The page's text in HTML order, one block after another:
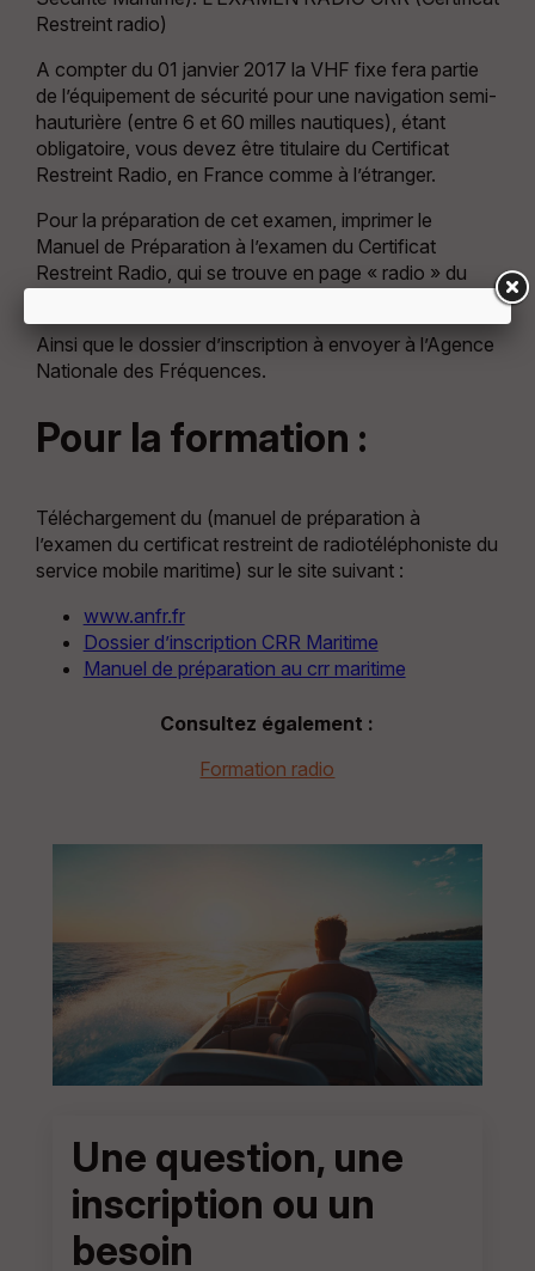
Restreint radio)
A compter du 01 janvier 2017 la VHF fixe fera partie
de l’équipement de sécurité pour une navigation semi-
hauturière (entre 6 et 60 milles nautiques), étant
obligatoire, vous devez être titulaire du Certificat
Restreint Radio, en France comme à l’étranger.
Pour la préparation de cet examen, imprimer le
Manuel de Préparation à l’examen du Certificat
Restreint Radio, qui se trouve en page « radio » du
Ainsi que le dossier d’inscription à envoyer à l’Agence
Nationale des Fréquences.
Pour la formation :
Téléchargement du (manuel de préparation à
l’examen du certificat restreint de radiotéléphoniste du
service mobile maritime) sur le site suivant :
www.anfr.fr
Dossier d’inscription CRR Maritime
Manuel de préparation au crr maritime
Consultez également :
Formation radio
Une question, une
inscription ou un
besoin